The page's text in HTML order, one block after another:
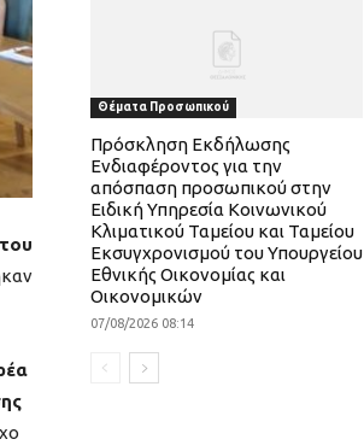
Θέματα Προσωπικού
Πρόσκληση Εκδήλωσης
Ενδιαφέροντος για την
απόσπαση προσωπικού στην
Ειδική Υπηρεσία Κοινωνικού
Κλιματικού Ταμείου και Ταμείου
Εκσυγχρονισμού του Υπουργείου
Εθνικής Οικονομίας και
Οικονομικών
07/08/2026 08:14